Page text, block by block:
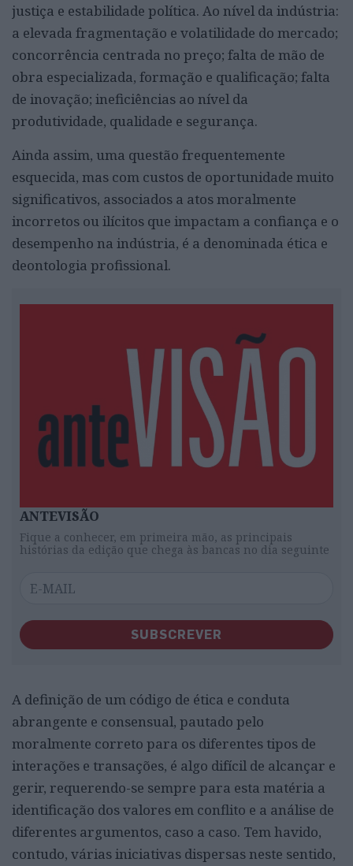
justiça e estabilidade política. Ao nível da indústria:
a elevada fragmentação e volatilidade do mercado;
concorrência centrada no preço; falta de mão de
obra especializada, formação e qualificação; falta
de inovação; ineficiências ao nível da
produtividade, qualidade e segurança.
Ainda assim, uma questão frequentemente
esquecida, mas com custos de oportunidade muito
significativos, associados a atos moralmente
incorretos ou ilícitos que impactam a confiança e o
desempenho na indústria, é a denominada ética e
deontologia profissional.
ANTEVISÃO
Fique a conhecer, em primeira mão, as principais
histórias da edição que chega às bancas no dia seguinte
SUBSCREVER
A definição de um código de ética e conduta
abrangente e consensual, pautado pelo
moralmente correto para os diferentes tipos de
interações e transações, é algo difícil de alcançar e
gerir, requerendo-se sempre para esta matéria a
identificação dos valores em conflito e a análise de
diferentes argumentos, caso a caso. Tem havido,
contudo, várias iniciativas dispersas neste sentido,